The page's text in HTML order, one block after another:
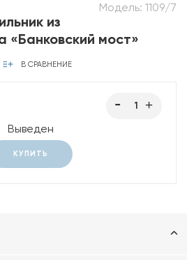
Модель: 1109/7
из
«Банковский мост»
В СРАВНЕНИЕ
Выведен
КУПИТЬ